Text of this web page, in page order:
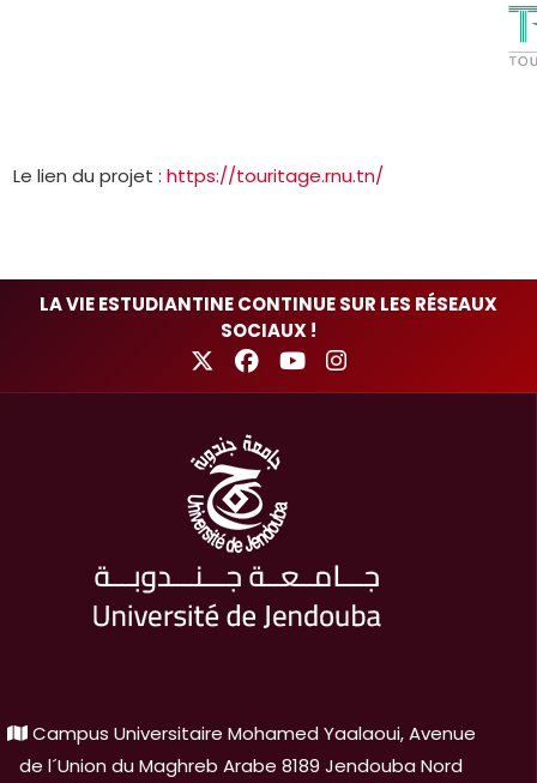
Le lien du projet : https://touritage.rnu.tn/
LA VIE ESTUDIANTINE CONTINUE SUR LES RÉSEAUX
SOCIAUX !
Campus Universitaire Mohamed Yaalaoui, Avenue
de l´Union du Maghreb Arabe 8189 Jendouba Nord